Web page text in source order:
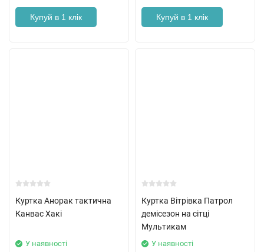
Купуй в 1 клік Купуй в 1 клік
Куртка Анорак тактична
Канвас Хакі
У наявності
Куртка Вітрівка Патрол
демісезон на сітці
Мультикам
У наявності